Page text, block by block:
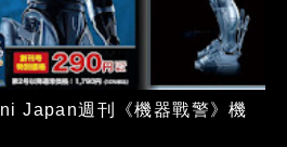
Japan週刊《機器戰警》機